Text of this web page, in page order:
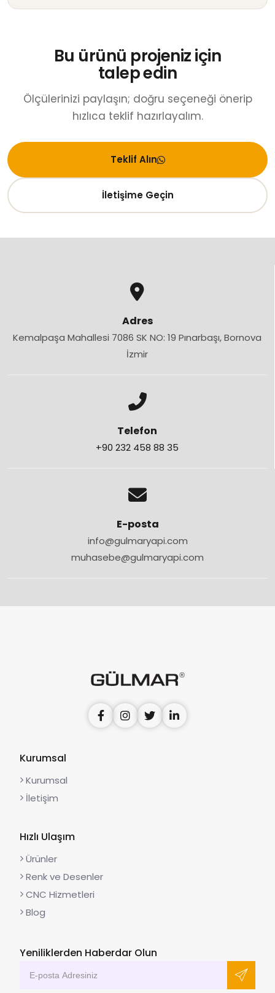
Bu ürünü projeniz için
talep edin
Ölçülerinizi paylaşın; doğru seçeneği önerip
hızlıca teklif hazırlayalım.
Teklif Alın
İletişime Geçin
Adres
Kemalpaşa Mahallesi 7086 SK NO: 19 Pınarbaşı, Bornova
İzmir
Telefon
+90 232 458 88 35
E-posta
info@gulmaryapi.com
muhasebe@gulmaryapi.com
Kurumsal
Kurumsal
İletişim
Hızlı Ulaşım
Ürünler
Renk ve Desenler
CNC Hizmetleri
Blog
Yeniliklerden Haberdar Olun